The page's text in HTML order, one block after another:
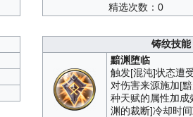
精选次数：0
铸纹技能
黯渊堕临
触发[混沌]状态遭
对伤害来源施加[
种天赋的属性加成
渊的裁断]冷却时